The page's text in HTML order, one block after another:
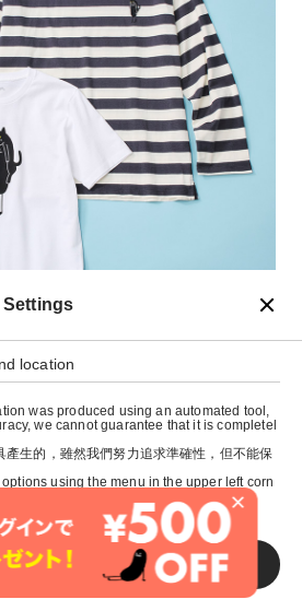
振りだけで、今日も新たなイタ
×
Settings
location
was produced using an automated tool,
we cannot guarantee that it is completel
產生的，雖然我們努力追求準確性，但不能保
using the menu in the upper left corn
改這些選項。
SAVE